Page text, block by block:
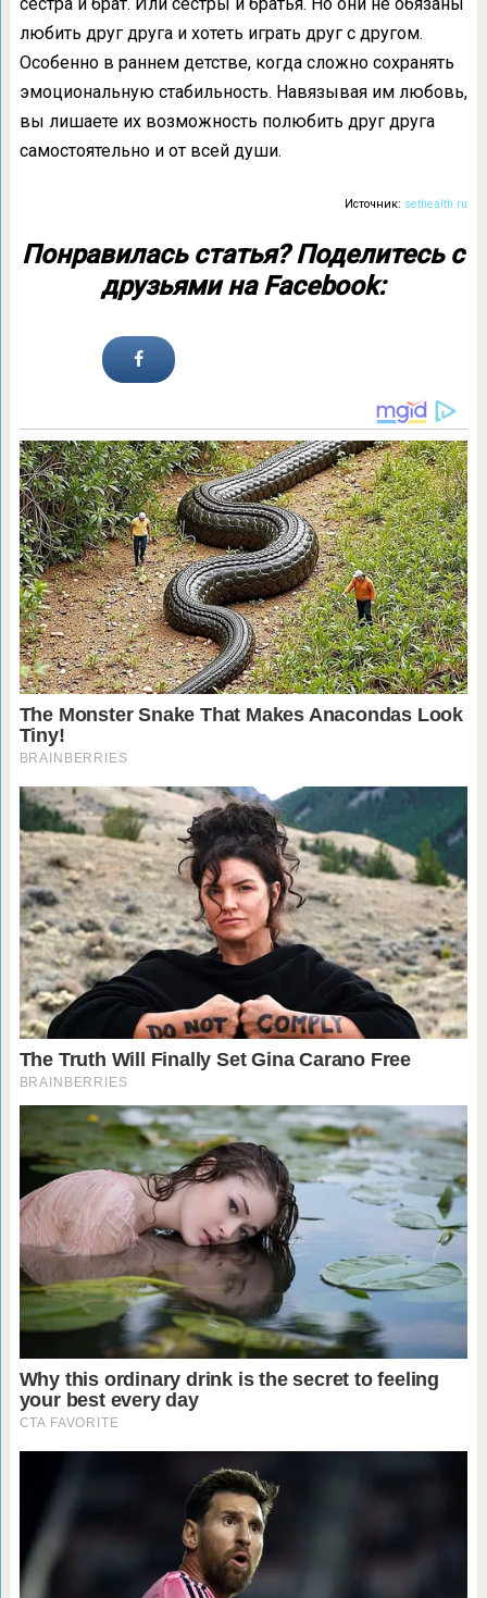
любить друг друга и хотеть играть друг с другом.
Особенно в раннем детстве, когда сложно сохранять
эмоциональную стабильность. Навязывая им любовь,
вы лишаете их возможность полюбить друг друга
самостоятельно и от всей души.
Источник: sethealth.ru
Понравилась статья? Поделитесь с
друзьями на Facebook: